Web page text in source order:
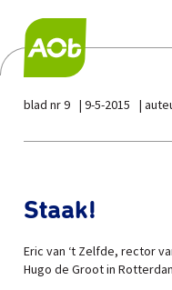
blad nr 9 9-5-2015
Staak!
Eric van ‘t Zelfde, rector
Hugo de Groot in